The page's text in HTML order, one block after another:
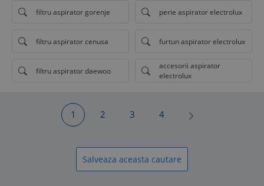
filtru aspirator gorenje perie aspirator electrolux
filtru aspirator cenusa furtun aspirator electrolux
filtru aspirator daewoo
accesorii aspirator
electrolux
1 2 3 4
Salveaza aceasta cautare